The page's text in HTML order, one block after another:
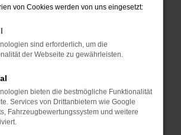
darfst dich darauf freuen,
einen klassischen VW
in erstklassigem
einen Jahreswagen bzw.
zu steigen. Die Qualität
dir zu und geben dir
eine Garantie, die du
sogar über mehrere
von Cookies werden von uns eingesetzt:
sind erforderlich, um die
der Webseite zu gewährleisten.
bieten die bestmögliche Funktionalität
Services von Drittanbietern wie Google
Fahrzeugbewertungssystem und weitere